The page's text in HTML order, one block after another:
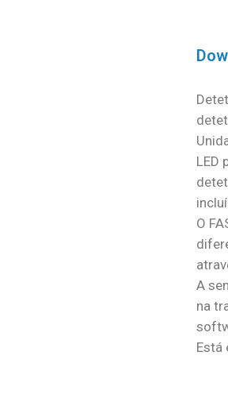
LED
O
A
na
Está